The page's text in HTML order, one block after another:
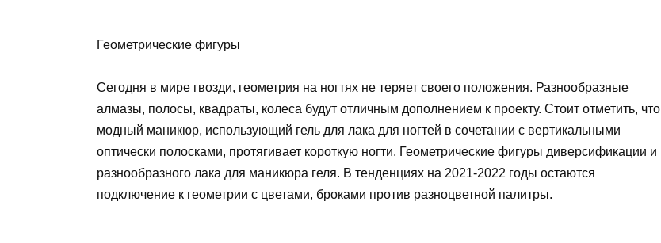
Геометрические фигуры
Сегодня в мире гвозди, геометрия на ногтях не теряет своего положения. Разнообразные
алмазы, полосы, квадраты, колеса будут отличным дополнением к проекту. Стоит отметить, что
модный маникюр, использующий гель для лака для ногтей в сочетании с вертикальными
оптически полосками, протягивает короткую ногти. Геометрические фигуры диверсификации и
разнообразного лака для маникюра геля. В тенденциях на 2021-2022 годы остаются
подключение к геометрии с цветами, броками против разноцветной палитры.